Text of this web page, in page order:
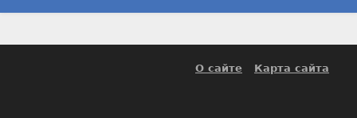
О сайте Карта сайта